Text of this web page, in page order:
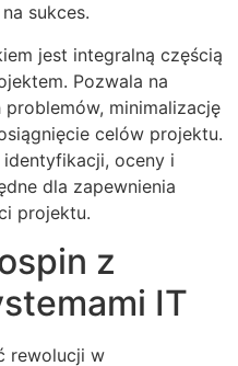
sukces.
jest integralną częścią
Pozwala na
minimalizację
celów projektu.
oceny i
dla zapewnienia
projektu.
z
IT
rewolucji w